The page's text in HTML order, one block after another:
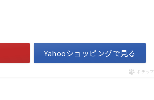
Yahooショッピングで見る
ポチップ